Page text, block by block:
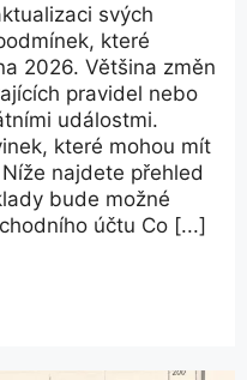
svých
které
2026. Většina změn
pravidel nebo
událostmi.
které mohou mít
najdete přehled
bude možné
účtu Co [...]